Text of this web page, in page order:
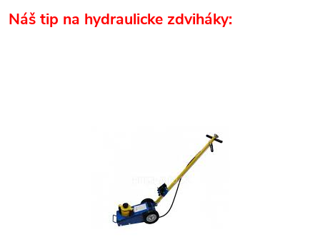
Náš tip na hydraulicke zdviháky: